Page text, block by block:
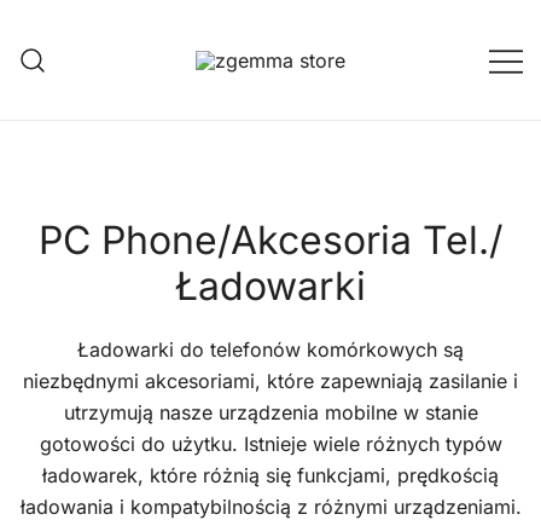
treści
PC Phone/Akcesoria Tel./
Ładowarki
Ładowarki do telefonów komórkowych są
niezbędnymi akcesoriami, które zapewniają zasilanie i
utrzymują nasze urządzenia mobilne w stanie
gotowości do użytku. Istnieje wiele różnych typów
ładowarek, które różnią się funkcjami, prędkością
ładowania i kompatybilnością z różnymi urządzeniami.